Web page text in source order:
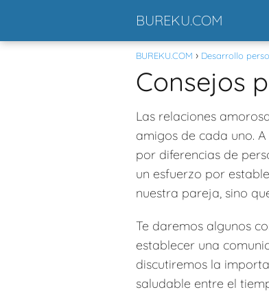
BUREKU.COM
BUREKU.COM Desarrollo
Consejos
Las relaciones
amigos de cada uno.
por diferencias de
un esfuerzo por
nuestra pareja, sino
Te daremos algunos
establecer una
discutiremos la
saludable entre el